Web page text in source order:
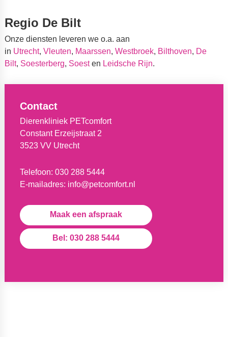
Regio De Bilt
Onze diensten leveren we o.a. aan
in Utrecht, Vleuten, Maarssen, Westbroek, Bilthoven, De
Bilt, Soesterberg, Soesten Leidsche Rijn.
Contact
Dierenkliniek PETcomfort
Constant Erzeijstraat 2
3523 VV Utrecht
Telefoon: 030 288 5444
E-mailadres: info@petcomfort.nl
Maak een afspraak
Bel: 030 288 5444